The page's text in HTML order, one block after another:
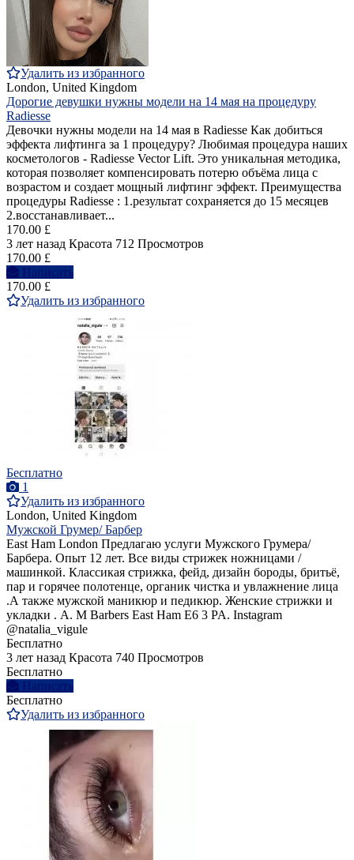
Удалить из избранного
London, United Kingdom
Дорогие девушки нужны модели на 14 мая на процедуру
Radiesse
Девочки нужны модели на 14 мая в Radiesse Как добиться
эффекта лифтинга за 1 процедуру? Любимая процедура наших
косметологов - Radiesse Vector Lift. Это уникальная методика,
которая позволяет компенсировать потерю объёма лица с
возрастом и создает мощный лифтинг эффект. Преимущества
процедуры Radiesse : 1.результат сохраняется до 15 месяцев
2.восстанавливает...
170.00 £
3 лет назад Красота 712 Просмотров
170.00 £
Написать
170.00 £
Удалить из избранного
Бесплатно
1
Удалить из избранного
London, United Kingdom
Мужской Грумер/ Барбер
East Ham London Предлагаю услуги Мужского Грумера/
Барбера. Опыт 12 лет. Все виды стрижек ножницами /
машинкой. Классикая стрижка, фейд, дизайн бороды, бритьё,
пар и горячее полотенце, органик чистка и увлажнение лица
.А также мужской маникюр и педикюр. Женские стрижки и
укладки . A. M Barbers East Ham E6 3 PA. Instagram
@natalia_vigule
Бесплатно
3 лет назад Красота 740 Просмотров
Бесплатно
Написать
Бесплатно
Удалить из избранного